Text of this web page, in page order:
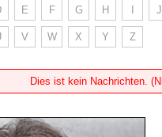
E F G H J
V W X Y Z
Dies ist kein Nachrichten.